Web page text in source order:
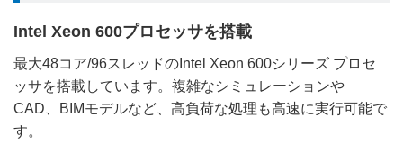
Intel Xeon 600プロセッサを搭載
最大48コア/96スレッドのIntel Xeon 600シリーズ プロセ
ッサを搭載しています。複雑なシミュレーションや
CAD、BIMモデルなど、高負荷な処理も高速に実行可能で
す。